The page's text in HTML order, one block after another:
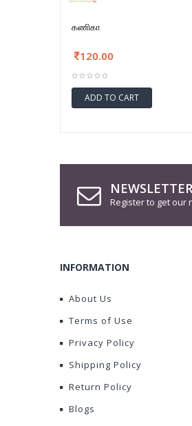
கணிகா
120.00
ADD TO CART
NEWSLETTER
Register to get our
INFORMATION
About Us
Terms of Use
Privacy Policy
Shipping Policy
Return Policy
Blogs